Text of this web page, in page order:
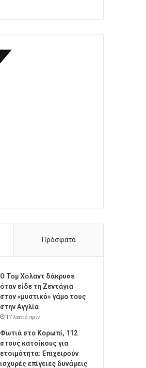
Πρόσφατα
Ο Τομ Χόλαντ δάκρυσε
όταν είδε τη Ζεντάγια
στον «μυστικό» γάμο τους
στην Αγγλία
17 λεπτά πρίν
Φωτιά στο Κορωπί, 112
στους κατοίκους για
ετοιμότητα: Επιχειρούν
ισχυρές επίγειες δυνάμεις